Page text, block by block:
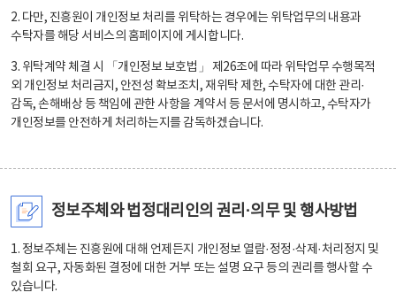
2. 다만, 진흥원이 개인정보 처리를 위탁하는 경우에는 위탁업무의 내용과
수탁자를 해당 서비스의 홈페이지에 게시합니다.
3. 위탁계약 체결 시 「개인정보 보호법」 제26조에 따라 위탁업무 수행목적
외 개인정보 처리금지, 안전성 확보조치, 재위탁 제한, 수탁자에 대한 관리·
감독, 손해배상 등 책임에 관한 사항을 계약서 등 문서에 명시하고, 수탁자가
개인정보를 안전하게 처리하는지를 감독하겠습니다.
정보주체와 법정대리인의 권리·의무 및 행사방법
1. 정보주체는 진흥원에 대해 언제든지 개인정보 열람·정정·삭제·처리정지 및
철회 요구, 자동화된 결정에 대한 거부 또는 설명 요구 등의 권리를 행사할 수
있습니다.